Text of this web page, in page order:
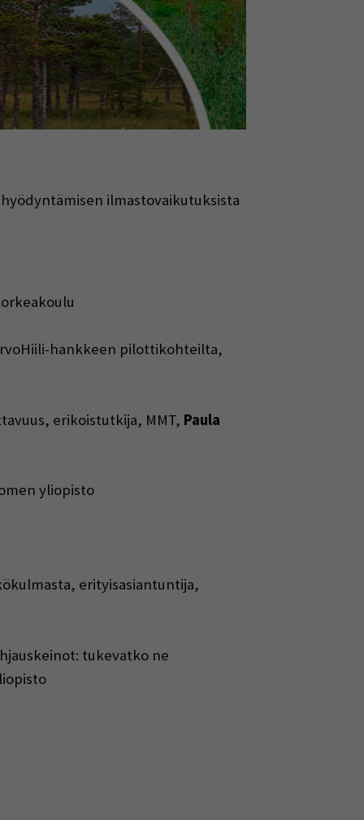
ilmastovaikutuksista
hankkeen pilottikohteilta,
erikoistutkija, MMT, Paula
yliopisto
erityisasiantuntija,
tukevatko ne